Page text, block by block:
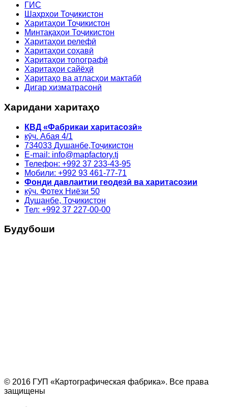
ГИС
Шаҳрҳои Тоҷикистон
Харитаҳои Тоҷикистон
Минтақаҳои Тоҷикистон
Харитаҳои релефӣ
Харитаҳои соҳавӣ
Харитаҳои топографӣ
Харитаҳои сайёҳӣ
Харитаҳо ва атласҳои мактабӣ
Дигар хизматрасонӣ
Харидани харитаҳо
КВД «Фабрикаи харитасозӣ»
кӯч. Абая 4/1
734033 Душанбе,Тоҷикистон
E-mail: info@mapfactory.tj
Телефон: +992 37 233-43-95
Мобили: +992 93 461-77-71
Фонди давлаитии геодезӣ ва харитасозии
кӯч. Фотех Ниёзи 50
Душанбе, Тоҷикистон
Тел: +992 37 227-00-00
Будубоши
© 2016 ГУП «Картографическая фабрика». Все права
защищены